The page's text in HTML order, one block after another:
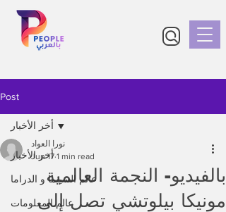
Post
أخر الأخبار
عالم السينما و الدراما
عالم المعلومات
أخر الأخبار
بالفيديو- النجمة العالمية
مونيكا بيلوتشي تصل إلى
نورا العواد
Jun 17 1 min read